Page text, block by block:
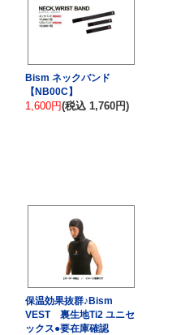
Bism ネックバンド
【NB00C】
1,600円(税込 1,760円)
保温効果抜群♪Bism
VEST 裏生地Ti2 ユニセ
ックス●要在庫確認